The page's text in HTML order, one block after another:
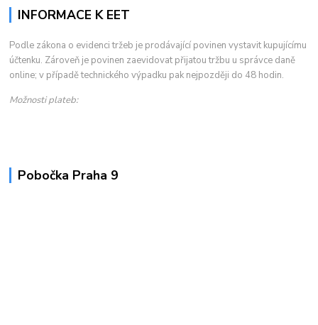
INFORMACE K EET
Podle zákona o evidenci tržeb je prodávající povinen vystavit kupujícímu
účtenku. Zároveň je povinen zaevidovat přijatou tržbu u správce daně
online; v případě technického výpadku pak nejpozději do 48 hodin.
Možnosti plateb:
Pobočka Praha 9